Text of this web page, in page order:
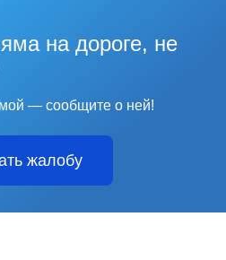
на дороге, не
— сообщите о ней!
жалобу